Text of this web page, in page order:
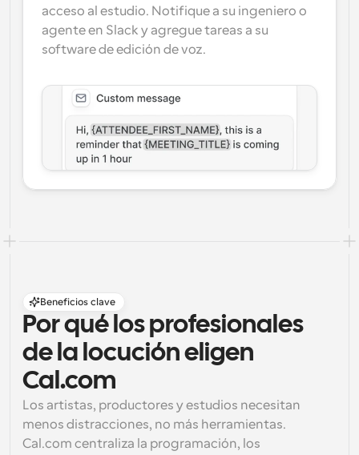
acceso al estudio. Notifique a su ingeniero o
agente en Slack y agregue tareas a su
software de edición de voz.
Beneficios clave
Por qué los profesionales
de la locución eligen
Cal.com
Los artistas, productores y estudios necesitan
menos distracciones, no más herramientas.
Cal.com centraliza la programación, los